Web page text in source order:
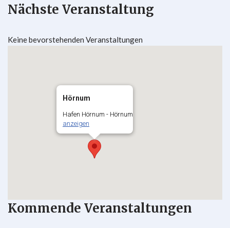
Nächste Veranstaltung
Keine bevorstehenden Veranstaltungen
Hörnum
Hafen Hörnum - Hörnum
anzeigen
Kommende Veranstaltungen